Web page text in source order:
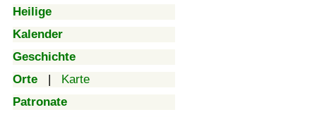
Heilige
Kalender
Geschichte
Orte | Karte
Patronate